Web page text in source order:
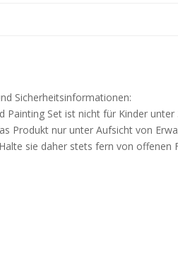
Sicherheitsinformationen:
Painting Set ist nicht für Kinder
Produkt nur unter Aufsicht von
sie daher stets fern von offenen